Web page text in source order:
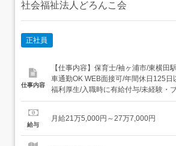
社会福祉法人どろんこ会
正社員
仕事内容
【仕事内容】保育士/袖ヶ浦市/東横田
車通勤OK WEB面接可/年間休日125日
福利厚生/入職時に有給付与/未経験・
保育が実現できる保育園です/ 正社員
田駅」最寄り 0～5歳児、定員120名の
給与
月給21万5,000円～27万7,000円